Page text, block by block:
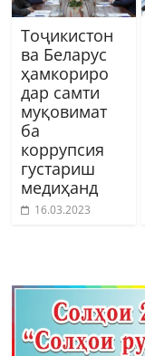
Тоҷикистон
ва Беларус
ҳамкориро
дар самти
муқовимат
ба
коррупсия
густариш
медиҳанд
16.03.2023